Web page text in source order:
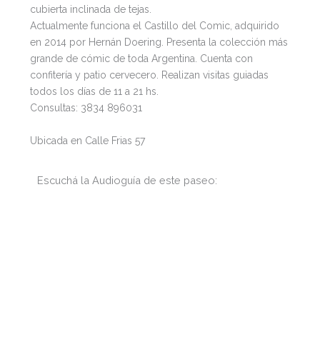
cubierta inclinada de tejas.
Actualmente funciona el Castillo del Comic, adquirido
en 2014 por Hernán Doering. Presenta la colección más
grande de cómic de toda Argentina. Cuenta con
confitería y patio cervecero. Realizan visitas guiadas
todos los días de 11 a 21 hs.
Consultas: 3834 896031
Ubicada en Calle Frias 57
Escuchá la Audioguía de este paseo: